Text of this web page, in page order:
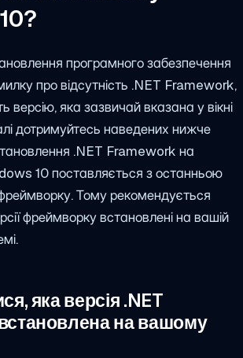
програмного забезпечення
про відсутність .NET Framework,
версію, яка зазвичай вказана у вікні
дотримуйтесь наведених нижче
.NET Framework на
10 поставляється з останньою
Тому рекомендується
фреймворку встановлені на вашій
яка версія .NET
на вашому